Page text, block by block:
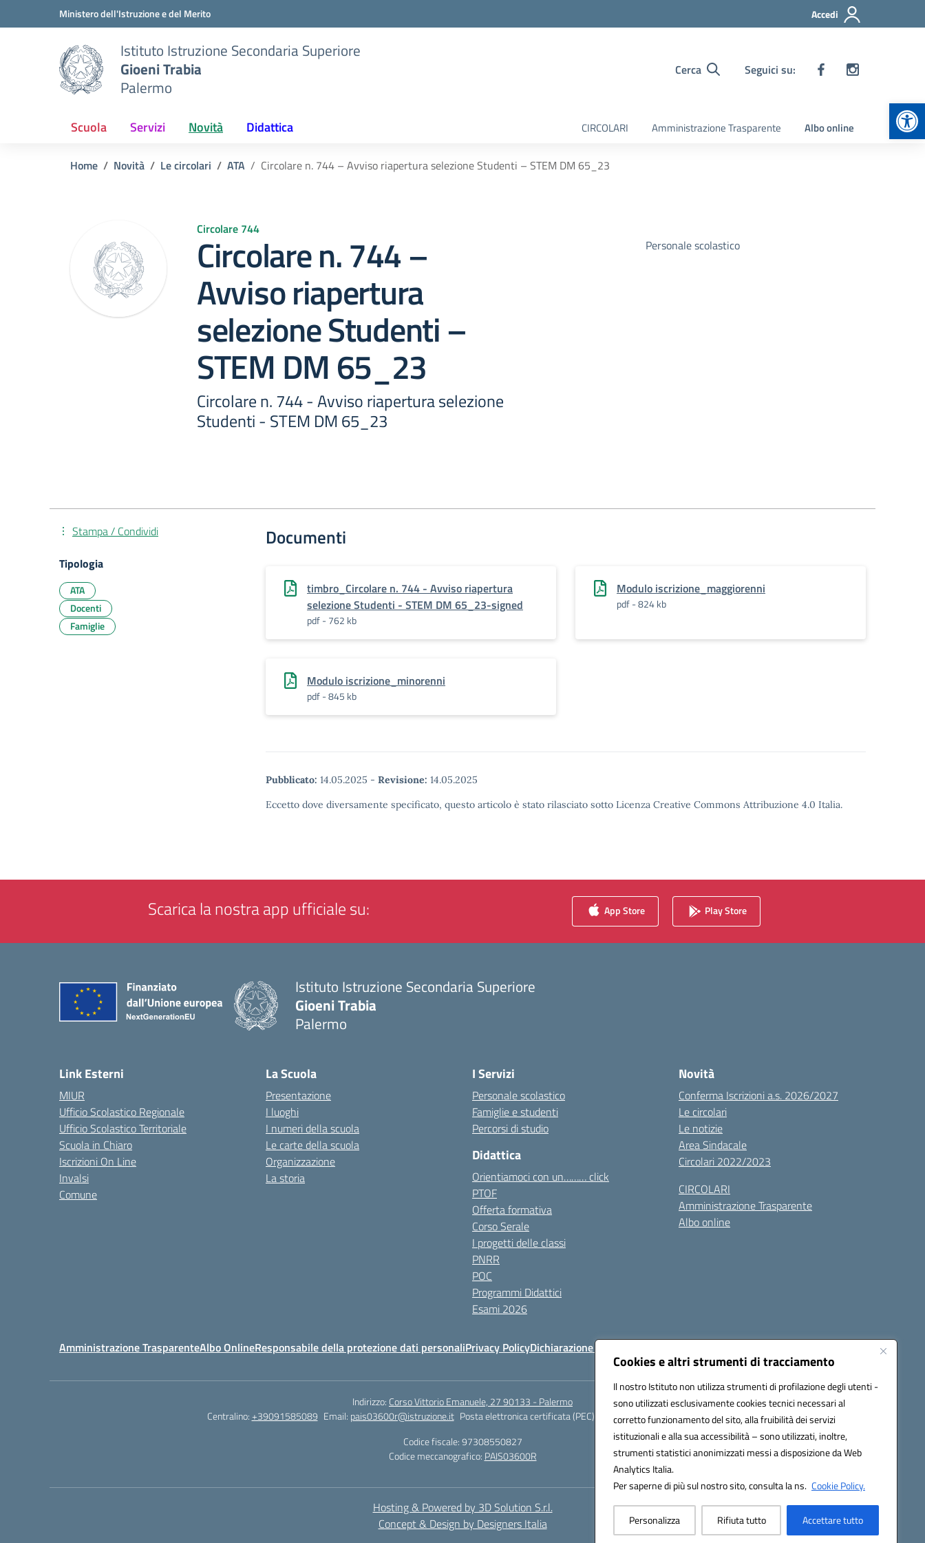
Cookies e altri strumenti di tracciamento
Il nostro Istituto non utilizza strumenti di profilazione degli utenti -
sono utilizzati esclusivamente cookies tecnici necessari al
corretto funzionamento del sito, alla fruibilità dei servizi
istituzionali e alla sua accessibilità – sono utilizzati, inoltre,
strumenti statistici anonimizzati messi a disposizione da Web
Analytics Italia.
Per saperne di più sul nostro sito, consulta la ns. Cookie Policy.
Personalizza Rifiuta tutto Accettare tutto
Vai ai contenuti
Vai al menu di navigazioneMinistero dell'Istruzione e del Merito Accedi
Istituto Istruzione Secondaria Superiore
Gioeni Trabia
Palermo
Cerca Seguici su:
Scuola Servizi Novità Didattica CIRCOLARI Amministrazione Trasparente Albo online
Home Novità Le circolari ATA Circolare n. 744 – Avviso riapertura selezione Studenti – STEM DM 65_23
Circolare 744
Circolare n. 744 –
Avviso riapertura
selezione Studenti –
STEM DM 65_23
Circolare n. 744 - Avviso riapertura selezione
Studenti - STEM DM 65_23
Personale scolastico
Documenti
timbro_Circolare n. 744 - Avviso riapertura
selezione Studenti - STEM DM 65_23-signed
pdf - 762 kb
Modulo iscrizione_maggiorenni
pdf - 824 kb
Modulo iscrizione_minorenni
pdf - 845 kb
Pubblicato: 14.05.2025 - Revisione: 14.05.2025
Eccetto dove diversamente specificato, questo articolo è stato rilasciato sotto Licenza Creative Commons Attribuzione 4.0 Italia.
Stampa / Condividi
Tipologia
ATA
Docenti
Famiglie
Scarica la nostra app ufficiale su: App Store Play Store
Istituto Istruzione Secondaria Superiore
Gioeni Trabia
Palermo
Link Esterni
MIUR
Ufficio Scolastico Regionale
Ufficio Scolastico Territoriale
Scuola in Chiaro
Iscrizioni On Line
Invalsi
Comune
La Scuola
Presentazione
I luoghi
I numeri della scuola
Le carte della scuola
Organizzazione
La storia
I Servizi
Personale scolastico
Famiglie e studenti
Percorsi di studio
Didattica
Orientiamoci con un……… click
PTOF
Offerta formativa
Corso Serale
I progetti delle classi
PNRR
POC
Programmi Didattici
Esami 2026
Novità
Conferma Iscrizioni a.s. 2026/2027
Le circolari
Le notizie
Area Sindacale
Circolari 2022/2023
CIRCOLARI
Amministrazione Trasparente
Albo online
Amministrazione TrasparenteAlbo OnlineResponsabile della protezione dati personaliPrivacy PolicyDichiarazione di accessibilità Seguici su:
Indirizzo: Corso Vittorio Emanuele, 27 90133 - Palermo
Centralino:+39091585089 Email: pais03600r@istruzione.it Posta elettronica certificata (PEC):
pais03600r@pec.istruzione.it
Codice fiscale: 97308550827
Codice meccanografico: PAIS03600R
Hosting & Powered by 3D Solution S.r.l.
Concept & Design by Designers Italia